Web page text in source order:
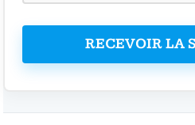
RECEVOIR LA